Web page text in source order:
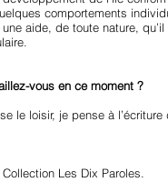
comportements
aide, de toute nature,
vous en ce moment ?
le loisir, je pense à
Les Dix Paroles.